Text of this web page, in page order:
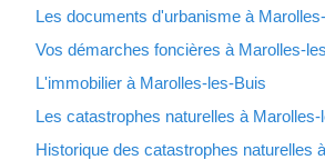
Les documents d'urbanisme à
Vos démarches foncières à Marolles-
L'immobilier à Marolles-les-Buis
Les catastrophes naturelles à Marolles-
Historique des catastrophes naturelles